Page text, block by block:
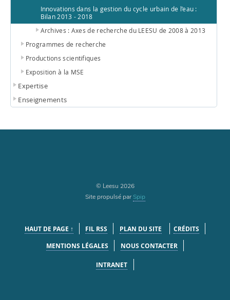
Innovations dans la gestion du cycle urbain de l’eau :
Bilan 2013 - 2018
Archives : Axes de recherche du LEESU de 2008 à 2013
Programmes de recherche
Productions scientifiques
Exposition à la MSE
Expertise
Enseignements
© Leesu 2026
Site propulsé parSpip
HAUT DE PAGE ↑ FIL RSS PLAN DU SITE
CRÉDITS
MENTIONS LÉGALES
NOUS CONTACTER
INTRANET